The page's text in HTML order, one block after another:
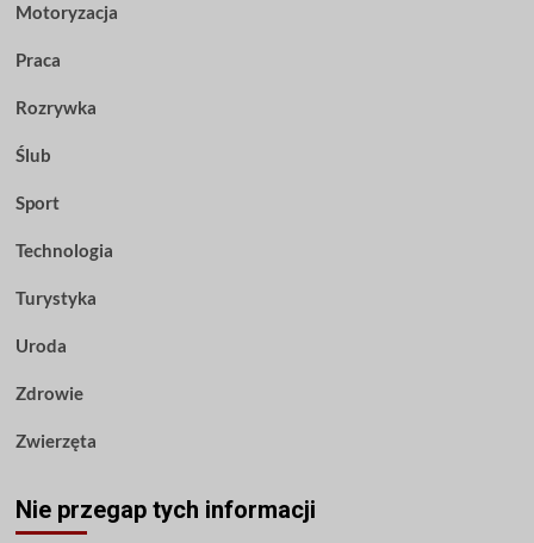
Motoryzacja
Praca
Rozrywka
Ślub
Sport
Technologia
Turystyka
Uroda
Zdrowie
Zwierzęta
Nie przegap tych informacji